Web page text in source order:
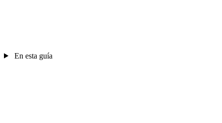
En esta guía